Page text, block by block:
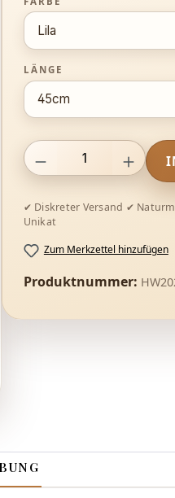
LÄNGE
Produkt Anzahl: Gib den
Zum Merkzettel hinzufügen
Produktnummer: